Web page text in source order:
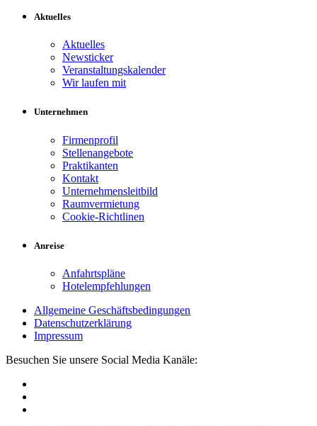
Aktuelles
Aktuelles
Newsticker
Veranstaltungskalender
Wir laufen mit
Unternehmen
Firmenprofil
Stellenangebote
Praktikanten
Kontakt
Unternehmensleitbild
Raumvermietung
Cookie-Richtlinen
Anreise
Anfahrtspläne
Hotelempfehlungen
Allgemeine Geschäftsbedingungen
Datenschutzerklärung
Impressum
Besuchen Sie unsere Social Media Kanäle: